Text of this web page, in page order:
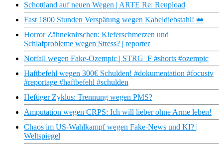
Schottland auf neuen Wegen | ARTE Re: Reupload
Fast 1800 Stunden Verspätung wegen Kabeldiebstahl! 🚝
Horror Zähneknirschen: Kieferschmerzen und
Schlafprobleme wegen Stress? | reporter
Notfall wegen Fake-Ozempic | STRG_F #shorts #ozempic
Haftbefehl wegen 300€ Schulden! #dokumentation #focustv
#reportage #haftbefehl #schulden
Heftiger Zyklus: Trennung wegen PMS?
Amputation wegen CRPS: Ich will lieber ohne Arme leben!
Chaos im US-Wahlkampf wegen Fake-News und KI? |
Weltspiegel